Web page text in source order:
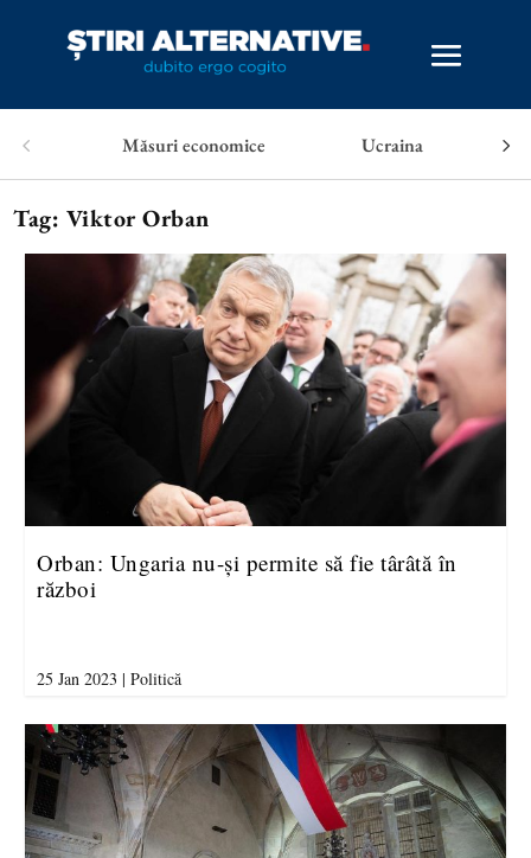
Măsuri economice Ucraina
Tag: Viktor Orban
Orban: Ungaria nu-și permite să fie târâtă în
război
25 Jan 2023 |Politică